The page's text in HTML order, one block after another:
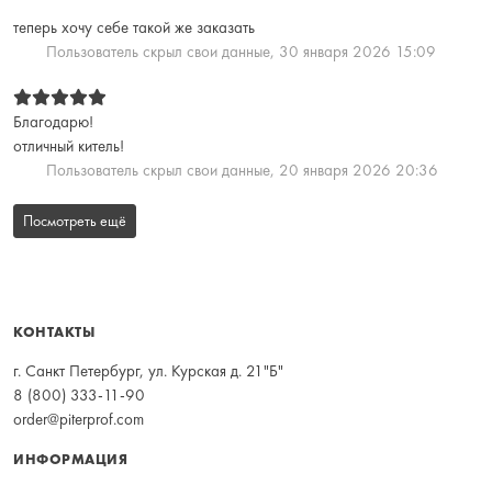
теперь хочу себе такой же заказать
Пользователь скрыл свои данные, 30 января 2026 15:09
Благодарю!
отличный китель!
Пользователь скрыл свои данные, 20 января 2026 20:36
Посмотреть ещё
КОНТАКТЫ
г. Санкт Петербург, ул. Курская д. 21"Б"
8 (800) 333-11-90
order@piterprof.com
ИНФОРМАЦИЯ